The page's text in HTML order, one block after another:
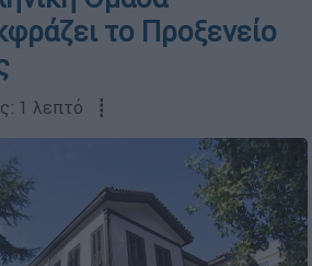
το Προξενείο
1 λεπτό ┋